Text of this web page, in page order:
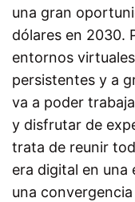
una gran
dólares en 2030.
entornos
persistentes y a
va a poder
y disfrutar de
trata de reunir
era digital en una
una